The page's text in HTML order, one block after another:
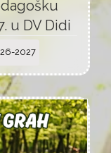
u DV Didi
2027